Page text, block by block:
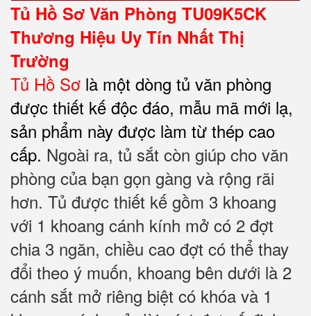
Tủ Hồ Sơ Văn Phòng TU09K5CK
Thương Hiệu Uy Tín Nhất Thị
Trường
Tủ Hồ Sơ là một dòng tủ văn phòng
được thiết kế độc đáo, mẫu mã mới lạ,
sản phẩm này được làm từ thép cao
cấp. Ngoài ra, tủ sắt còn giúp cho văn
phòng của bạn gọn gàng và rộng rãi
hơn. Tủ được thiết kế gồm 3 khoang
với 1 khoang cánh kính mở có 2 đợt
chia 3 ngăn, chiều cao đợt có thể thay
đổi theo ý muốn, khoang bên dưới là 2
cánh sắt mở riêng biệt có khóa và 1